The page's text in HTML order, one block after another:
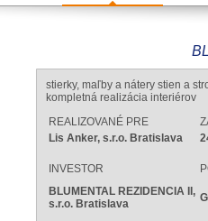
stierky, maľby a nátery stien a
kompletná realizácia interiérov
REALIZOVANÉ PRE
Lis Anker, s.r.o. Bratislava
INVESTOR
BLUMENTAL REZIDENCIA II,
s.r.o. Bratislava